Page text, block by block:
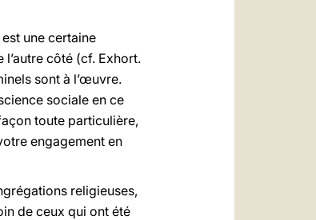
une certaine
côté (cf. Exhort.
sont à l’œuvre.
sociale en ce
toute particulière,
engagement en
religieuses,
de ceux qui ont été